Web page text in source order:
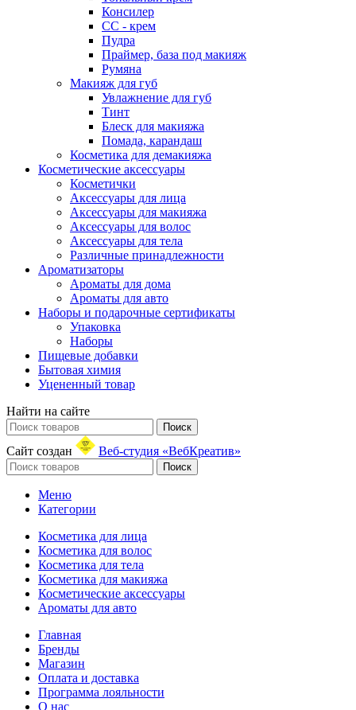
Консилер
СС - крем
Пудра
Праймер, база под макияж
Румяна
Макияж для губ
Увлажнение для губ
Тинт
Блеск для макияжа
Помада, карандаш
Косметика для демакияжа
Косметические аксессуары
Косметички
Аксессуары для лица
Аксессуары для макияжа
Аксессуары для волос
Аксессуары для тела
Различные принадлежности
Ароматизаторы
Ароматы для дома
Ароматы для авто
Наборы и подарочные сертификаты
Упаковка
Наборы
Пищевые добавки
Бытовая химия
Уцененный товар
Найти на сайте
Поиск
Сайт создан Веб-студия «ВебКреатив»
Поиск
Меню
Категории
Косметика для лица
Косметика для волос
Косметика для тела
Косметика для макияжа
Косметические аксессуары
Ароматы для авто
Главная
Бренды
Магазин
Оплата и доставка
Программа лояльности
О нас